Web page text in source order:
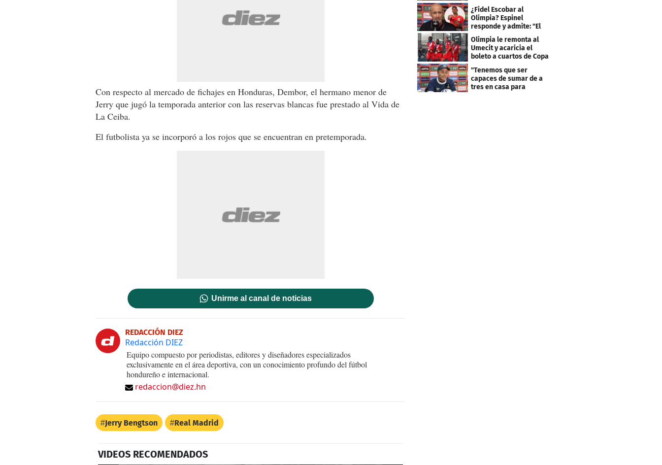
Con respecto al mercado de fichajes en Honduras, Dembor, el hermano menor de
Jerry que jugó la temporada anterior con las reservas blancas fue prestado al Vida de
La Ceiba.
El futbolista ya se incorporó a los rojos que se encuentran en pretemporada.
Unirme al canal de noticias
REDACCIÓN DIEZ
Redacción DIEZ
Equipo compuesto por periodistas, editores y diseñadores especializados
exclusivamente en el área deportiva, con un conocimiento profundo del fútbol
hondureño e internacional.
redaccion@diez.hn
Jerry Bengtson Real Madrid
VIDEOS RECOMENDADOS
Centroamericana
¿Fidel Escobar al
Olimpia? Espinel
responde y admite: "El
resultado fue corto"
Olimpia le remonta al
Umecit y acaricia el
boleto a cuartos de Copa
"Tenemos que ser
capaces de sumar de a
tres en casa para